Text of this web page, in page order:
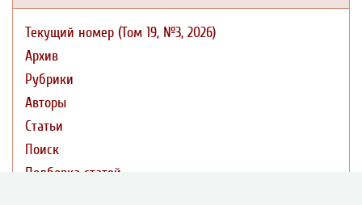
Текущий номер (Том 19, №3, 2026)
Архив
Рубрики
Авторы
Статьи
Поиск
Подборка статей